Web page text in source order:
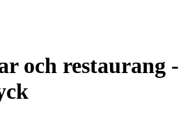
och restaurang -